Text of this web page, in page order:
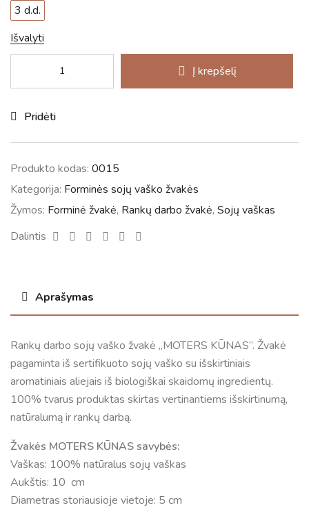
3 d.d.
Išvalyti
Į krepšelį
Pridėti
Produkto kodas: 0015
Kategorija: Forminės sojų vaško žvakės
Žymos: Forminė žvakė, Rankų darbo žvakė, Sojų vaškas
Dalintis
Facebook
TwitterLinkedinGoogle+Pinterest
Aprašymas
Rankų darbo sojų vaško žvakė „MOTERS KŪNAS“. Žvakė
pagaminta iš sertifikuoto sojų vaško su išskirtiniais
aromatiniais aliejais iš biologiškai skaidomų ingredientų.
100% tvarus produktas skirtas vertinantiems išskirtinumą,
natūralumą ir rankų darbą.
Žvakės MOTERS KŪNAS savybės:
Vaškas: 100% natūralus sojų vaškas
Aukštis: 10 cm
Diametras storiausioje vietoje: 5 cm